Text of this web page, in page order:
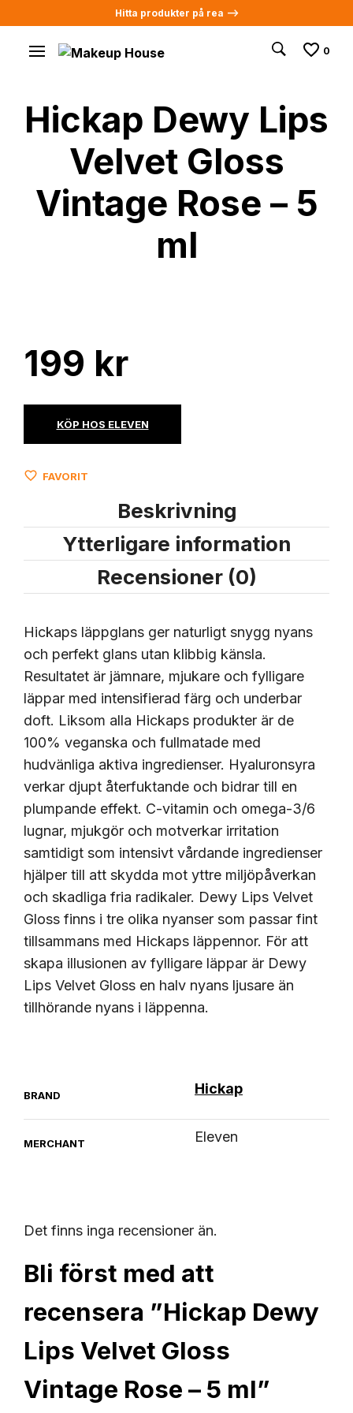
Hitta produkter på rea -->
0
Hickap Dewy Lips
Velvet Gloss
Vintage Rose – 5
ml
199 kr
KÖP HOS ELEVEN
FAVORIT
Beskrivning
Ytterligare information
Recensioner (0)
Hickaps läppglans ger naturligt snygg nyans
och perfekt glans utan klibbig känsla.
Resultatet är jämnare, mjukare och fylligare
läppar med intensifierad färg och underbar
doft. Liksom alla Hickaps produkter är de
100% veganska och fullmatade med
hudvänliga aktiva ingredienser. Hyaluronsyra
verkar djupt återfuktande och bidrar till en
plumpande effekt. C-vitamin och omega-3/6
lugnar, mjukgör och motverkar irritation
samtidigt som intensivt vårdande ingredienser
hjälper till att skydda mot yttre miljöpåverkan
och skadliga fria radikaler. Dewy Lips Velvet
Gloss finns i tre olika nyanser som passar fint
tillsammans med Hickaps läppennor. För att
skapa illusionen av fylligare läppar är Dewy
Lips Velvet Gloss en halv nyans ljusare än
tillhörande nyans i läppenna.
BRAND Hickap
MERCHANT Eleven
Det finns inga recensioner än.
Bli först med att
recensera ”Hickap Dewy
Lips Velvet Gloss
Vintage Rose – 5 ml”